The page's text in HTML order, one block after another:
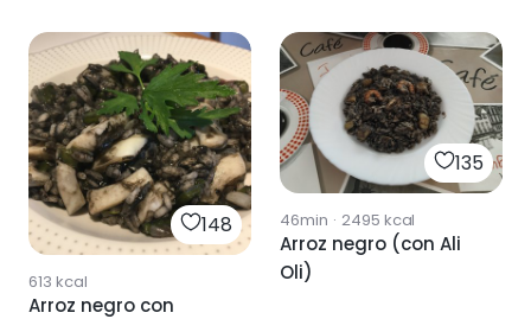
148
613 kcal
Arroz negro con
135
46min · 2495 kcal
Arroz negro (con Ali
Oli)